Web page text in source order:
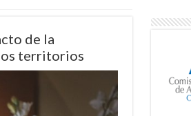
de la
territorios